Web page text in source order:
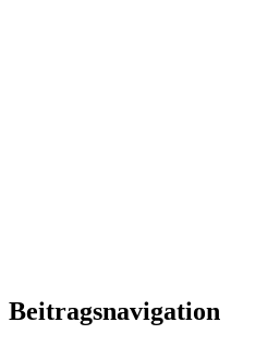
Beitragsnavigation